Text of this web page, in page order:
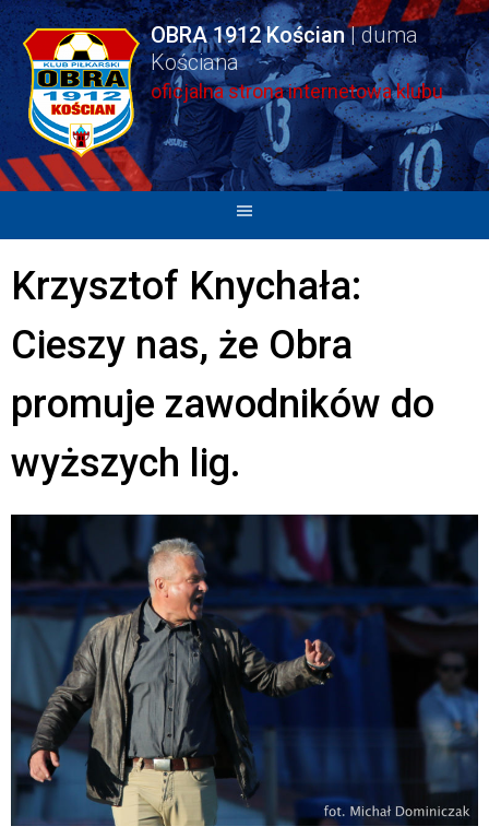
Skip
to
content
OBRA 1912 Kościan
oficjalna strona internetowa klubu
Krzysztof Knychała:
Cieszy nas, że Obra
promuje zawodników do
wyższych lig.